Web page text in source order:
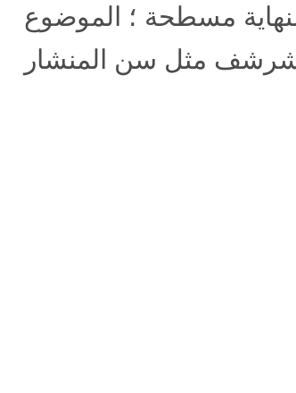
مسطحة ؛ الموضوع
مثل سن المنشار